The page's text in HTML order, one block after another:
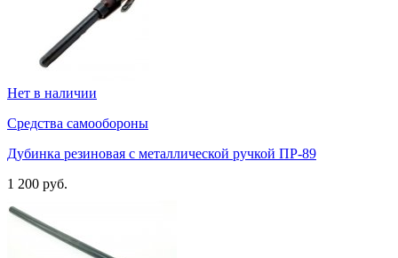
Нет в наличии
Средства самообороны
Дубинка резиновая с металлической ручкой ПР-89
1 200 руб.